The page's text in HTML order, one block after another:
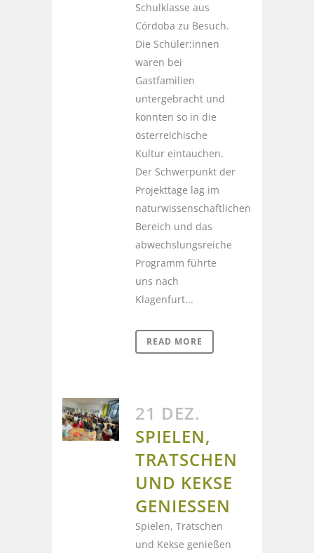
Schulklasse aus
Córdoba zu Besuch.
Die Schüler:innen
waren bei
Gastfamilien
untergebracht und
konnten so in die
österreichische
Kultur eintauchen.
Der Schwerpunkt der
Projekttage lag im
naturwissenschaftlichen
Bereich und das
abwechslungsreiche
Programm führte
uns nach
Klagenfurt...
READ MORE
21 DEZ.
SPIELEN,
TRATSCHEN
UND KEKSE
GENIESSEN
Spielen, Tratschen
und Kekse genießen